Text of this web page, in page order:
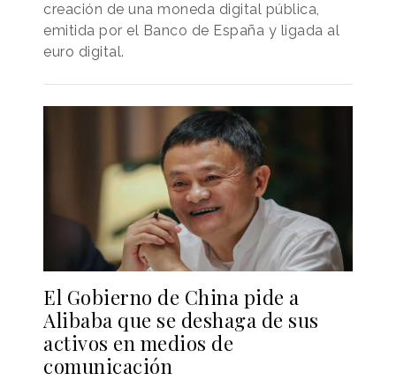
creación de una moneda digital pública,
emitida por el Banco de España y ligada al
euro digital.
El Gobierno de China pide a
Alibaba que se deshaga de sus
activos en medios de
comunicación